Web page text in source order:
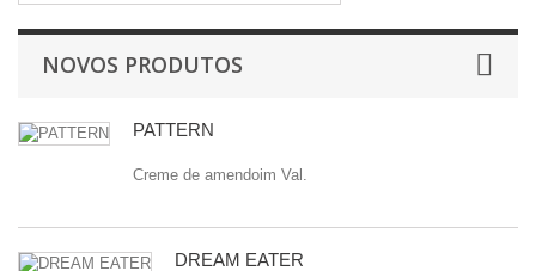
NOVOS PRODUTOS
PATTERN
Creme de amendoim Val.
DREAM EATER